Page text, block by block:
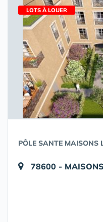
LOTS À LOUER
PÔLE SANTE MAISONS
78600 -